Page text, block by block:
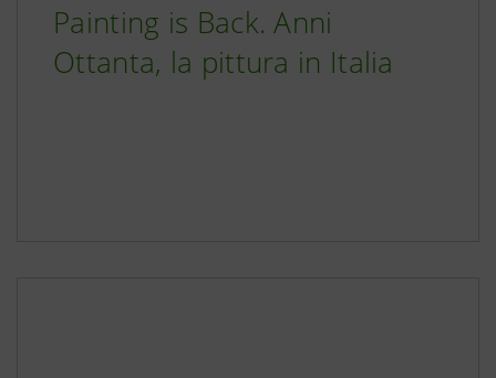
Painting is Back. Anni
Ottanta, la pittura in Italia